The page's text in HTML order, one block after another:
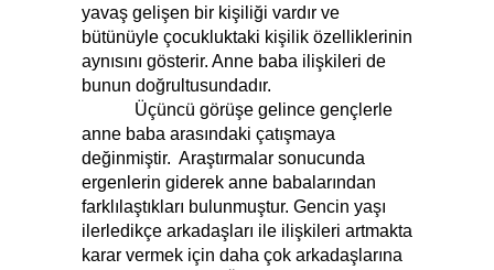
yavaş gelişen bir kişiliği vardır ve
bütünüyle çocukluktaki kişilik özelliklerinin
aynısını gösterir. Anne baba ilişkileri de
bunun doğrultusundadır.
Üçüncü görüşe gelince gençlerle
anne baba arasındaki çatışmaya
değinmiştir. Araştırmalar sonucunda
ergenlerin giderek anne babalarından
farklılaştıkları bulunmuştur. Gencin yaşı
ilerledikçe arkadaşları ile ilişkileri artmakta
karar vermek için daha çok arkadaşlarına